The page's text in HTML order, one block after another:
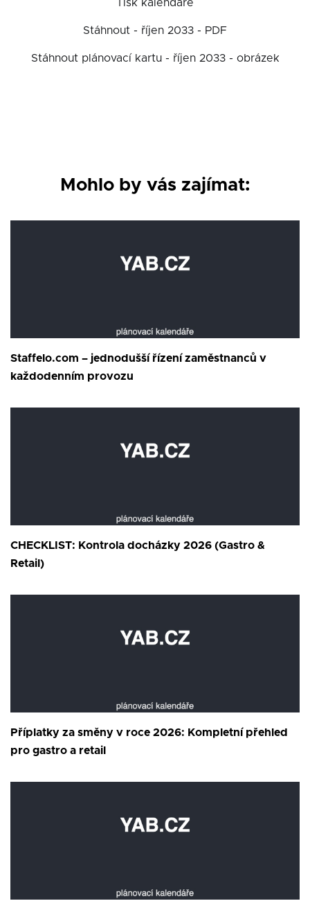
Tisk kalendáře
Stáhnout - říjen 2033 - PDF
Stáhnout plánovací kartu - říjen 2033 - obrázek
Mohlo by vás zajímat:
Staffelo.com – jednodušší řízení zaměstnanců v
každodenním provozu
CHECKLIST: Kontrola docházky 2026 (Gastro &
Retail)
Příplatky za směny v roce 2026: Kompletní přehled
pro gastro a retail